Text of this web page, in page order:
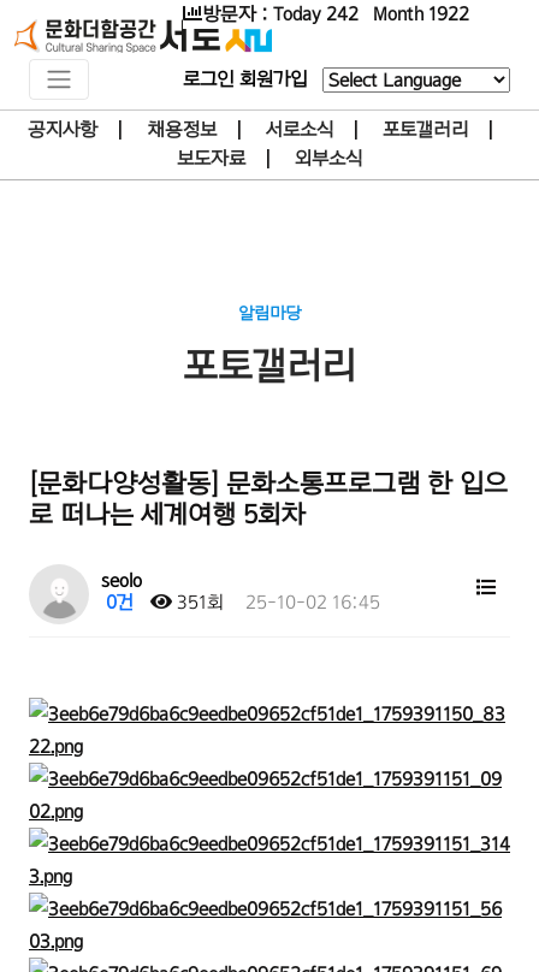
방문자 : Today 242 Month 1922
로그인 회원가입
Powered by
공지사항| 채용정보| 서로소식 포토갤러리
보도자료| 외부소식
알림마당
포토갤러리
[문화다양성활동] 문화소통프로그램 한 입으
로 떠나는 세계여행 5회차
seolo
0건
351회 25-10-02 16:45